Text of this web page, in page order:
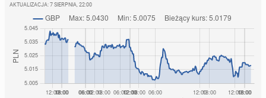
AKTUALIZACJA: 7 SIERPNIA, 22:00